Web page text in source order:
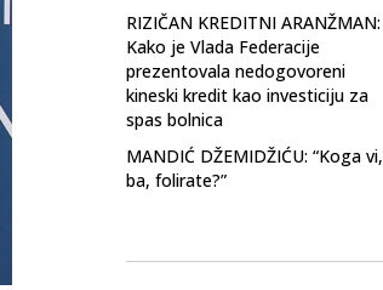
RIZIČAN KREDITNI ARANŽMAN:
Kako je Vlada Federacije
prezentovala nedogovoreni
kineski kredit kao investiciju za
spas bolnica
MANDIĆ DŽEMIDŽIĆU: “Koga vi,
ba, folirate?”